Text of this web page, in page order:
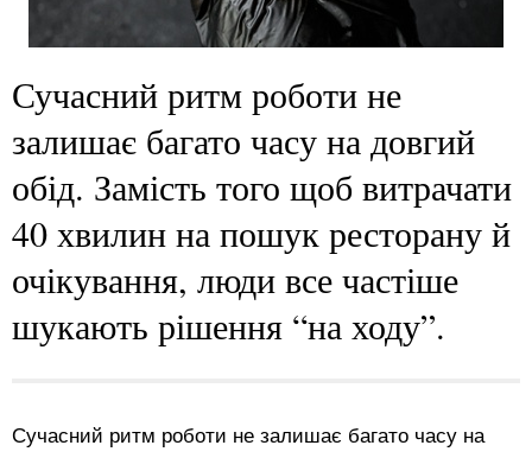
Сучасний ритм роботи не
залишає багато часу на довгий
обід. Замість того щоб витрачати
40 хвилин на пошук ресторану й
очікування, люди все частіше
шукають рішення “на ходу”.
Сучасний ритм роботи не залишає багато часу на